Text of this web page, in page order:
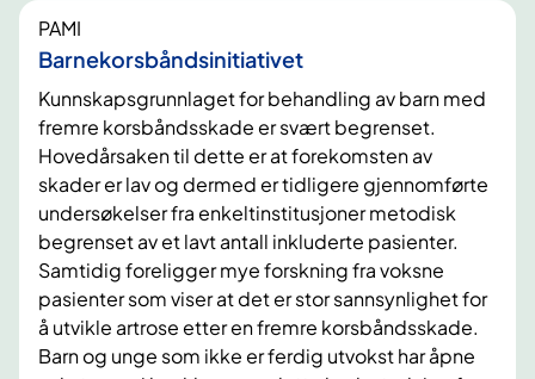
PAMI
Barnekorsbåndsinitiativet
Kunnskapsgrunnlaget for behandling av barn med
fremre korsbåndsskade er svært begrenset.
Hovedårsaken til dette er at forekomsten av
skader er lav og dermed er tidligere gjennomførte
undersøkelser fra enkeltinstitusjoner metodisk
begrenset av et lavt antall inkluderte pasienter.
Samtidig foreligger mye forskning fra voksne
pasienter som viser at det er stor sannsynlighet for
å utvikle artrose etter en fremre korsbåndsskade.
Barn og unge som ikke er ferdig utvokst har åpne